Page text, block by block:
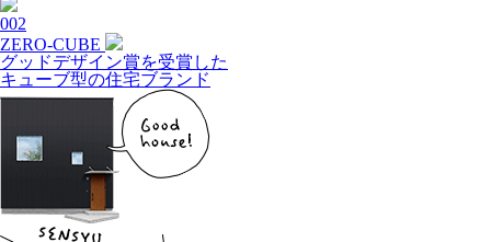
002
ZERO-CUBE
グッドデザイン賞を受賞した
キューブ型の住宅ブランド